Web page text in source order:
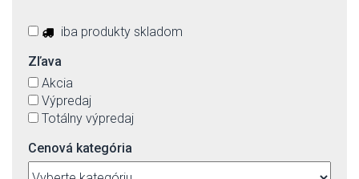
iba produkty skladom
Zľava
Akcia
Výpredaj
Totálny výpredaj
Cenová kategória